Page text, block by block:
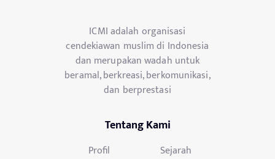
ICMI adalah organisasi
cendekiawan muslim di Indonesia
dan merupakan wadah untuk
beramal, berkreasi, berkomunikasi,
dan berprestasi
Tentang Kami
Profil
Sejarah